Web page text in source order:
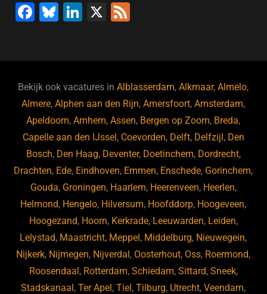
F
b
o
o
k
Bl
ky
Li
dI
n
X
Bekijk ook vacatures inAlblasserdam,Alkmaar,Almelo,
Almere,Alphen aan den Rijn,Amersfoort,Amsterdam,
Apeldoorn,Arnhem,Assen, Bergen op Zoom, Breda,
Capelle aan den IJssel , Coevorden, Delft, Delfzijl , Den
Bosch, Den Haag, Deventer, Doetinchem, Dordrecht,
Drachten, Ede, Eindhoven, Emmen, Enschede, Gorinchem,
Gouda, Groningen, Haarlem, Heerenveen, Heerlen,
Helmond, Hengelo, Hilversum, Hoofddorp, Hoogeveen,
Hoogezand, Hoorn, Kerkrade, Leeuwarden, Leiden,
Lelystad, Maastricht, Meppel , Middelburg, Nieuwegein,
Nijkerk, Nijmegen, Nijverdal , Oosterhout, Oss, Roermond,
Roosendaal , Rotterdam, Schiedam, Sittard, Sneek,
Stadskanaal ,Ter Apel ,Tiel ,Tilburg, Utrecht,Veendam,